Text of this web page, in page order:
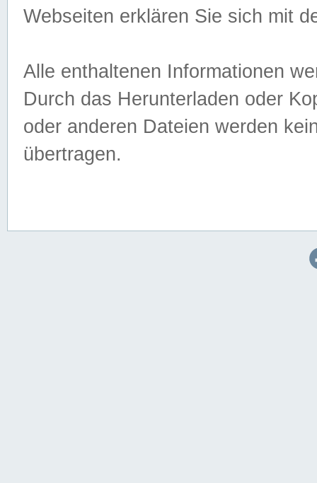
Webseiten erklären Sie sich mit
Alle enthaltenen Informationen
Durch das Herunterladen oder
oder anderen Dateien werden
übertragen.